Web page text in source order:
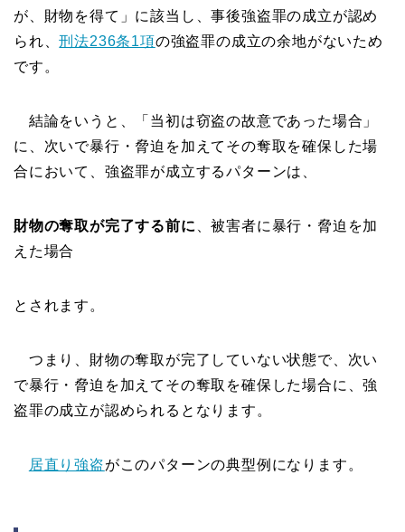
が、財物を得て」に該当し、事後強盗罪の成立が認め
られ、刑法236条1項の強盗罪の成立の余地がないため
です。
結論をいうと、「当初は窃盗の故意であった場合」
に、次いで暴行・脅迫を加えてその奪取を確保した場
合において、強盗罪が成立するパターンは、
財物の奪取が完了する前に 、被害者に暴行・脅迫を加
えた場合
とされます。
つまり、財物の奪取が完了していない状態で、次い
で暴行・脅迫を加えてその奪取を確保した場合に、強
盗罪の成立が認められるとなります。
居直り強盗がこのパターンの典型例になります。